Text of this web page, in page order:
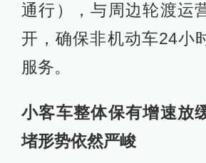
通行），与周边轮渡运
开，确保非机动车24小
服务。
小客车整体保有增速放
堵形势依然严峻